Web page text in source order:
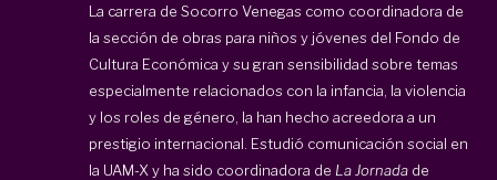
La carrera de Socorro Venegas como coordinadora de
la sección de obras para niños y jóvenes del Fondo de
Cultura Económica y su gran sensibilidad sobre temas
especialmente relacionados con la infancia, la violencia
y los roles de género, la han hecho acreedora a un
prestigio internacional. Estudió comunicación social en
la UAM-X y ha sido coordinadora de La Jornada de